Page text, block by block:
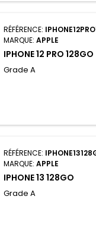
RÉFÉRENCE:
MARQUE:APPLE
IPHONE 12 PRO 128GO
Grade A
RÉFÉRENCE:
MARQUE:APPLE
IPHONE 13 128GO
Grade A